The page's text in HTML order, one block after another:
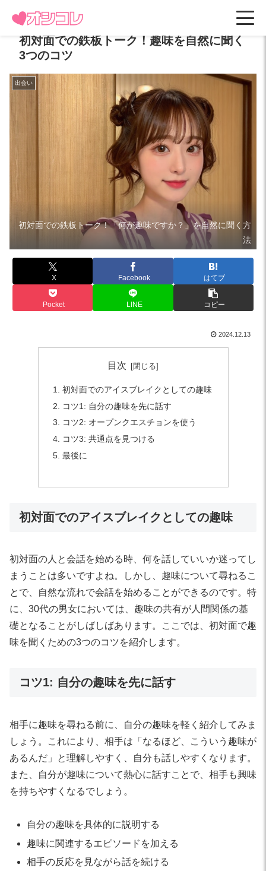
初対面での鉄板トーク！趣味を自然に聞く
3つのコツ
出会い
初対面での鉄板トーク！「何が趣味ですか？」を自然に聞く方
法
X Facebook はてブ
Pocket LINE コピー
2024.12.13
目次
初対面でのアイスブレイクとしての趣味
コツ1: 自分の趣味を先に話す
コツ2: オープンクエスチョンを使う
コツ3: 共通点を見つける
最後に
初対面でのアイスブレイクとしての趣味
初対面の人と会話を始める時、何を話していいか迷ってし
まうことは多いですよね。しかし、趣味について尋ねるこ
とで、自然な流れで会話を始めることができるのです。特
に、30代の男女においては、趣味の共有が人間関係の基
礎となることがしばしばあります。ここでは、初対面で趣
味を聞くための3つのコツを紹介します。
コツ1: 自分の趣味を先に話す
相手に趣味を尋ねる前に、自分の趣味を軽く紹介してみま
しょう。これにより、相手は「なるほど、こういう趣味が
あるんだ」と理解しやすく、自分も話しやすくなります。
また、自分が趣味について熱心に話すことで、相手も興味
を持ちやすくなるでしょう。
自分の趣味を具体的に説明する
趣味に関連するエピソードを加える
相手の反応を見ながら話を続ける